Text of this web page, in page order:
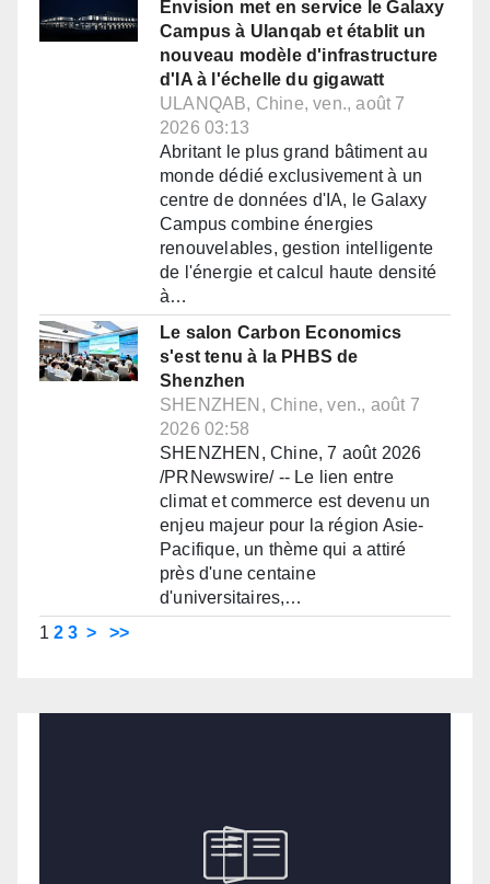
Envision met en service le Galaxy
Campus à Ulanqab et établit un
nouveau modèle d'infrastructure
d'IA à l'échelle du gigawatt
ULANQAB, Chine, ven., août 7
2026 03:13
Abritant le plus grand bâtiment au
monde dédié exclusivement à un
centre de données d'IA, le Galaxy
Campus combine énergies
renouvelables, gestion intelligente
de l'énergie et calcul haute densité
à…
Le salon Carbon Economics
s'est tenu à la PHBS de
Shenzhen
SHENZHEN, Chine, ven., août 7
2026 02:58
SHENZHEN, Chine, 7 août 2026
/PRNewswire/ -- Le lien entre
climat et commerce est devenu un
enjeu majeur pour la région Asie-
Pacifique, un thème qui a attiré
près d'une centaine
d'universitaires,…
1 2 3 > >>